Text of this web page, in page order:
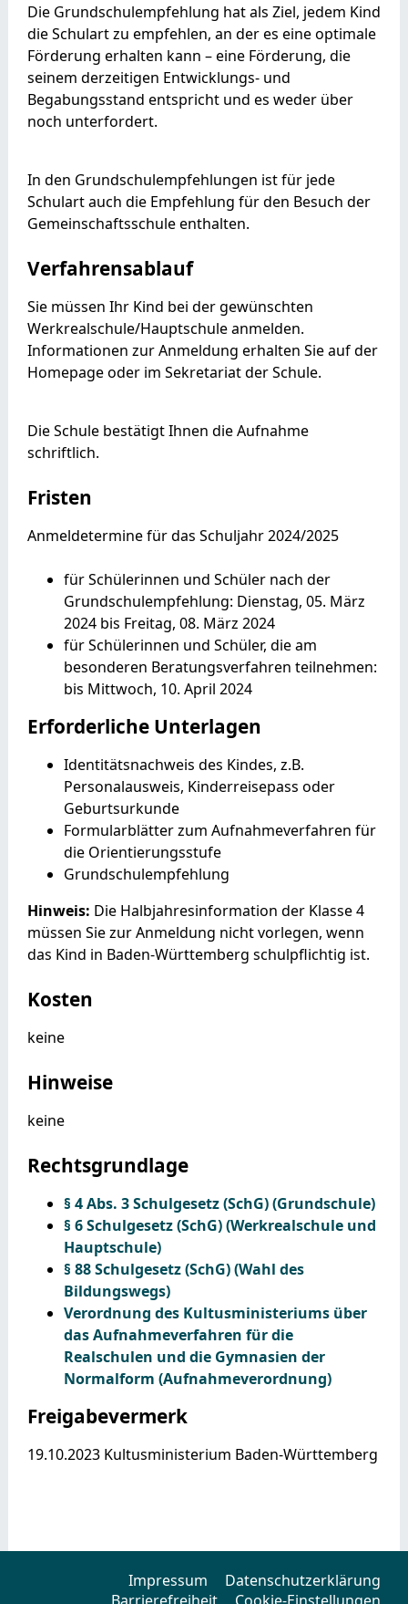
Die Grundschulempfehlung hat als Ziel, jedem Kind
die Schulart zu empfehlen, an der es eine optimale
Förderung erhalten kann – eine Förderung, die
seinem derzeitigen Entwicklungs- und
Begabungsstand entspricht und es weder über
noch unterfordert.
In den Grundschulempfehlungen ist für jede
Schulart auch die Empfehlung für den Besuch der
Gemeinschaftsschule enthalten.
Verfahrensablauf
Sie müssen Ihr Kind bei der gewünschten
Werkrealschule/Hauptschule anmelden.
Informationen zur Anmeldung erhalten Sie auf der
Homepage oder im Sekretariat der Schule.
Die Schule bestätigt Ihnen die Aufnahme
schriftlich.
Fristen
Anmeldetermine für das Schuljahr 2024/2025
für Schülerinnen und Schüler nach der
Grundschulempfehlung: Dienstag, 05. März
2024 bis Freitag, 08. März 2024
für Schülerinnen und Schüler, die am
besonderen Beratungsverfahren teilnehmen:
bis Mittwoch, 10. April 2024
Erforderliche Unterlagen
Identitätsnachweis des Kindes, z.B.
Personalausweis, Kinderreisepass oder
Geburtsurkunde
Formularblätter zum Aufnahmeverfahren für
die Orientierungsstufe
Grundschulempfehlung
Hinweis: Die Halbjahresinformation der Klasse 4
müssen Sie zur Anmeldung nicht vorlegen, wenn
das Kind in Baden-Württemberg schulpflichtig ist.
Kosten
keine
Hinweise
keine
Rechtsgrundlage
§ 4 Abs. 3 Schulgesetz (SchG) (Grundschule)
§ 6 Schulgesetz (SchG) (Werkrealschule und
Hauptschule)
§ 88 Schulgesetz (SchG) (Wahl des
Bildungswegs)
Verordnung des Kultusministeriums über
das Aufnahmeverfahren für die
Realschulen und die Gymnasien der
Normalform (Aufnahmeverordnung)
Freigabevermerk
19.10.2023 Kultusministerium Baden-Württemberg
Impressum
Datenschutzerklärung